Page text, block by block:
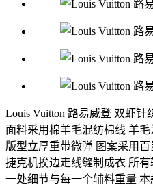
Louis Vuitton 路易威登 双虾针
面料采用棉羊毛混纺棉线 羊
版型立厚重带微弹 图案采用
捷克机挨边走线缝制成衣 所
一处细节与每一个辅料重量